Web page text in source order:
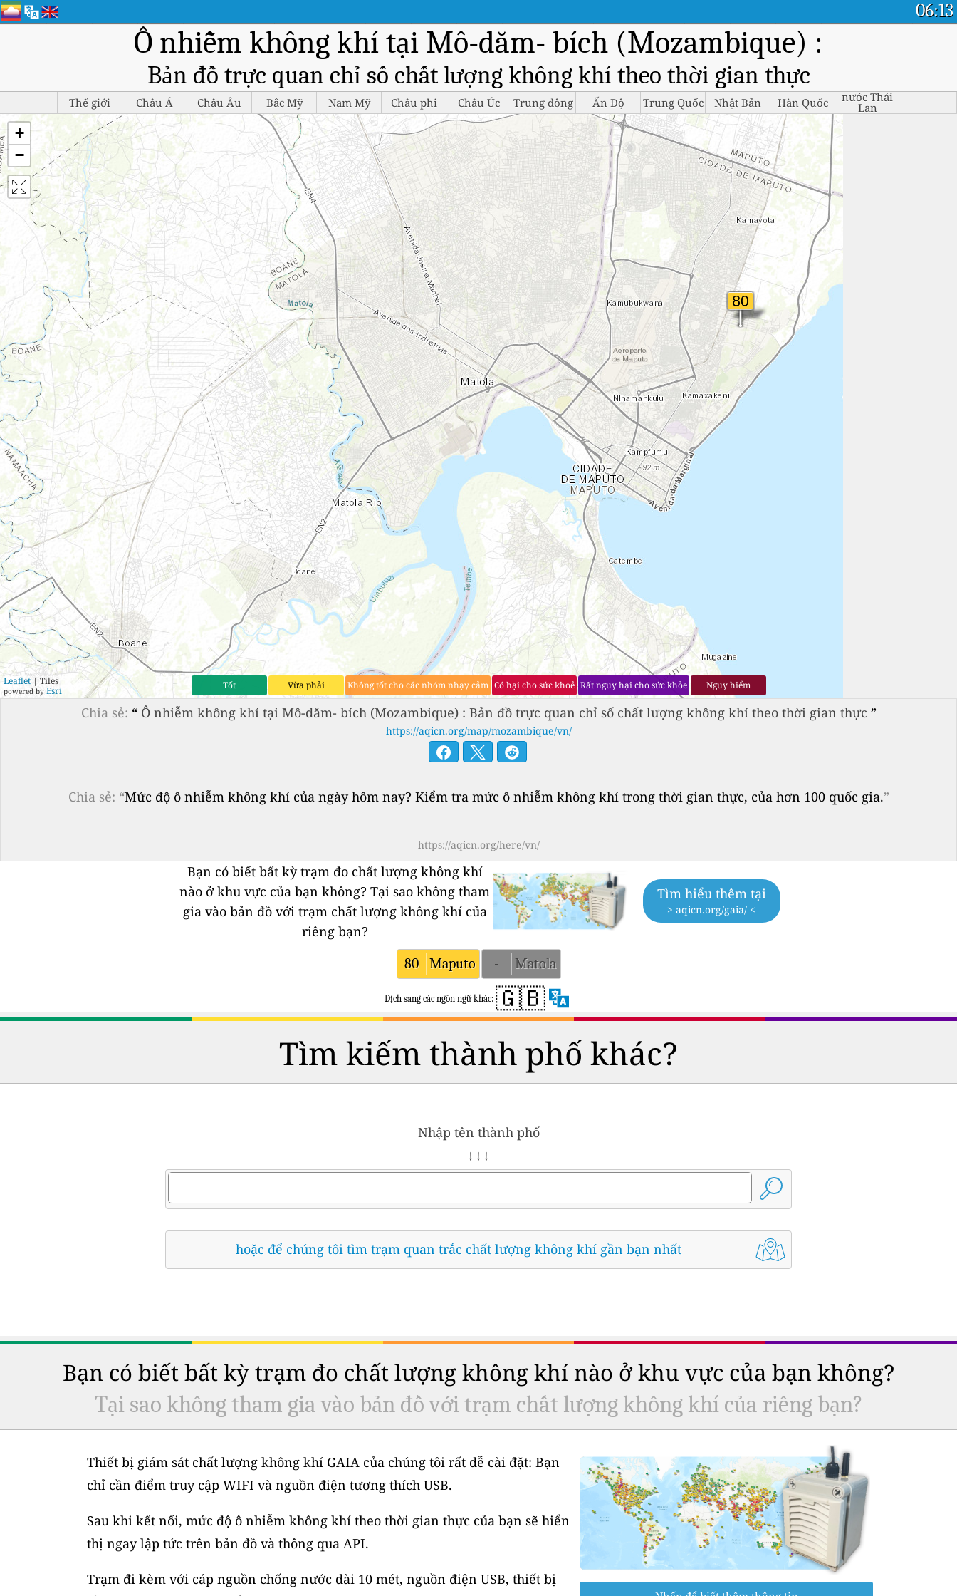
06:13
Ô nhiễm không khí tại Mô-dăm- bích (Mozambique) :
Bản đồ trực quan chỉ số chất lượng không khí theo thời gian thực
Thế giới Châu Á Châu Âu Bắc Mỹ Nam Mỹ Châu phi Châu Úc Trung đông Ấn Độ Trung Quốc Nhật Bản Hàn Quốc nước Thái
Lan
+
−
Leaflet | Tiles
powered by Esri Tốt Vừa phải Không tốt cho các nhóm nhạy cảm Có hại cho sức khoẻ Rất nguy hại cho sức khỏe Nguy hiểm
Chia sẻ: “ Ô nhiễm không khí tại Mô-dăm- bích (Mozambique) : Bản đồ trực quan chỉ số chất lượng không khí theo thời gian thực ”
https://aqicn.org/map/mozambique/vn/
Chia sẻ: “Mức độ ô nhiễm không khí của ngày hôm nay? Kiểm tra mức ô nhiễm không khí trong thời gian thực, của hơn 100 quốc gia.”
https://aqicn.org/here/vn/
Bạn có biết bất kỳ trạm đo chất lượng không khí
nào ở khu vực của bạn không? Tại sao không tham
gia vào bản đồ với trạm chất lượng không khí của
riêng bạn?
Tìm hiểu thêm tại
> aqicn.org/gaia/ <
80 Maputo - Matola
Dịch sang các ngôn ngữ khác: 🇬🇧
Tìm kiếm thành phố khác?
Nhập tên thành phố
↓ ↓ ↓
hoặc để chúng tôi tìm trạm quan trắc chất lượng không khí gần bạn nhất
Bạn có biết bất kỳ trạm đo chất lượng không khí nào ở khu vực của bạn không?
Tại sao không tham gia vào bản đồ với trạm chất lượng không khí của riêng bạn?
Thiết bị giám sát chất lượng không khí GAIA của chúng tôi rất dễ cài đặt: Bạn
chỉ cần điểm truy cập WIFI và nguồn điện tương thích USB.
Sau khi kết nối, mức độ ô nhiễm không khí theo thời gian thực của bạn sẽ hiển
thị ngay lập tức trên bản đồ và thông qua API.
Trạm đi kèm với cáp nguồn chống nước dài 10 mét, nguồn điện USB, thiết bị